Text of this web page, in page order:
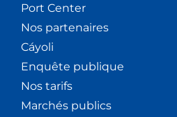
Port Center
Nos partenaires
Cáyoli
Enquête publique
Nos tarifs
Marchés publics